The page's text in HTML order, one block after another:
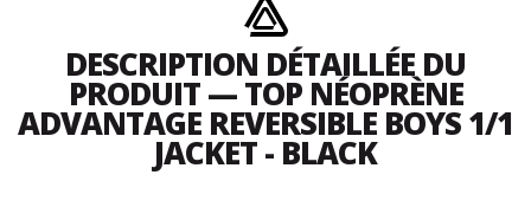
DESCRIPTION DÉTAILLÉE DU
PRODUIT — TOP NÉOPRÈNE
ADVANTAGE REVERSIBLE BOYS 1/1
JACKET - BLACK